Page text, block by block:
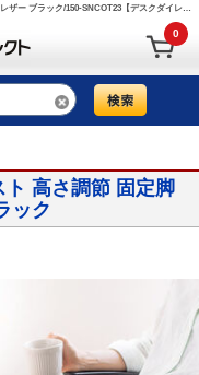
オットマン 足置き台 フットレスト 高さ調節 固定脚 幅広 デスク下 ソフトレザー ブラック/150-SNCOT23【デスクダイレクト】
0
高さ調節 固定脚
ック